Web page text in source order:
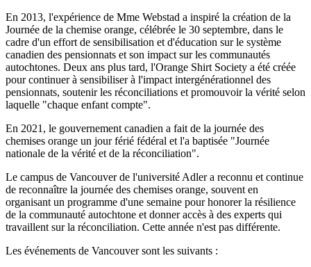
En 2013, l'expérience de Mme Webstad a inspiré la création de la
Journée de la chemise orange, célébrée le 30 septembre, dans le
cadre d'un effort de sensibilisation et d'éducation sur le système
canadien des pensionnats et son impact sur les communautés
autochtones. Deux ans plus tard, l'Orange Shirt Society a été créée
pour continuer à sensibiliser à l'impact intergénérationnel des
pensionnats, soutenir les réconciliations et promouvoir la vérité selon
laquelle "chaque enfant compte".
En 2021, le gouvernement canadien a fait de la journée des
chemises orange un jour férié fédéral et l'a baptisée "Journée
nationale de la vérité et de la réconciliation".
Le campus de Vancouver de l'université Adler a reconnu et continue
de reconnaître la journée des chemises orange, souvent en
organisant un programme d'une semaine pour honorer la résilience
de la communauté autochtone et donner accès à des experts qui
travaillent sur la réconciliation. Cette année n'est pas différente.
Les événements de Vancouver sont les suivants :